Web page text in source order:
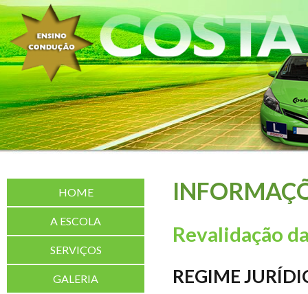
HOME
A ESCOLA
SERVIÇOS
GALERIA
Revalidação
REGIME